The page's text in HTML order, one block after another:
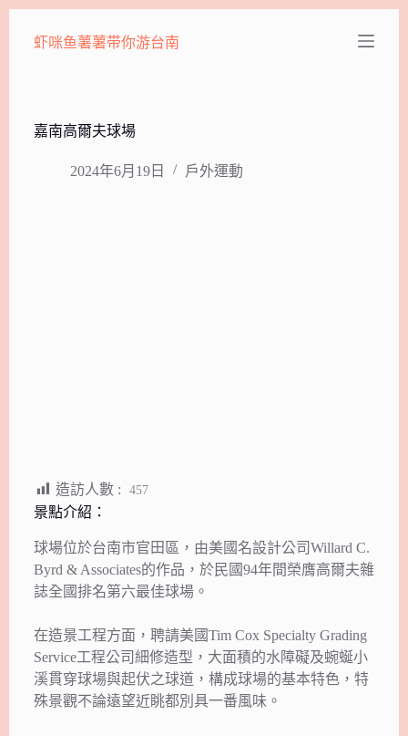
虾咪鱼薯薯带你游台南
嘉南高爾夫球場
2024年6月19日 戶外運動
造訪人數 : 457
景點介紹：
球場位於台南市官田區，由美國名設計公司Willard C.
Byrd & Associates的作品，於民國94年間榮膺高爾夫雜
誌全國排名第六最佳球場。
在造景工程方面，聘請美國Tim Cox Specialty Grading
Service工程公司細修造型，大面積的水障礙及蜿蜒小
溪貫穿球場與起伏之球道，構成球場的基本特色，特
殊景觀不論遠望近眺都別具一番風味。